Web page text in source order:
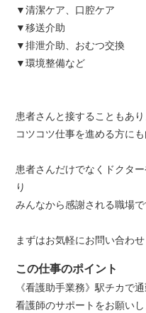
▼清潔ケア、口腔ケア
▼移送介助
▼排泄介助、おむつ交換
▼環境整備など
患者さんと接することもあり
コツコツ仕事を進める方に
患者さんだけでなくドクタ
り
みんなから感謝される職場で
まずはお気軽にお問い合わ
この仕事のポイント
《看護助手業務》駅チカで
看護師のサポートをお願いし